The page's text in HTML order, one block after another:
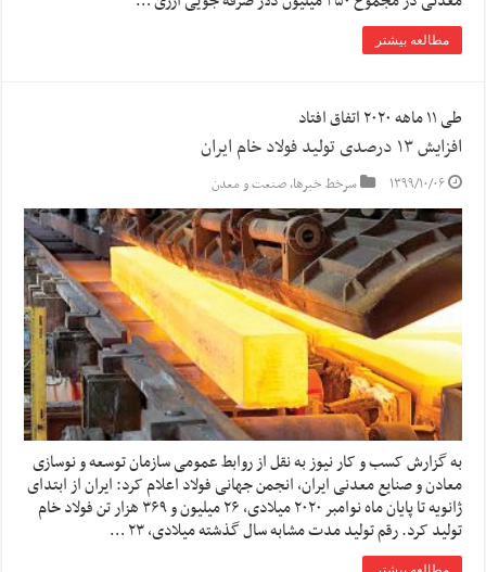
مطالعه بیشتر
طی ۱۱ ماهه ۲۰۲۰ اتفاق افتاد
افزایش ۱۳ درصدی تولید فولاد خام ایران
۱۳۹۹/۱۰/۰۶ سرخط خبرها,صنعت و معدن
به گزارش کسب و کار نیوز به نقل از روابط عمومی سازمان توسعه و نوسازی
معادن و صنایع معدنی ایران، انجمن جهانی فولاد اعلام کرد: ایران از ابتدای
ژانویه تا پایان ماه نوامبر ۲۰۲۰ میلادی، ۲۶ میلیون و ۳۶۹ هزار تن فولاد خام
تولید کرد. رقم تولید مدت مشابه سال گذشته میلادی، ۲۳ …